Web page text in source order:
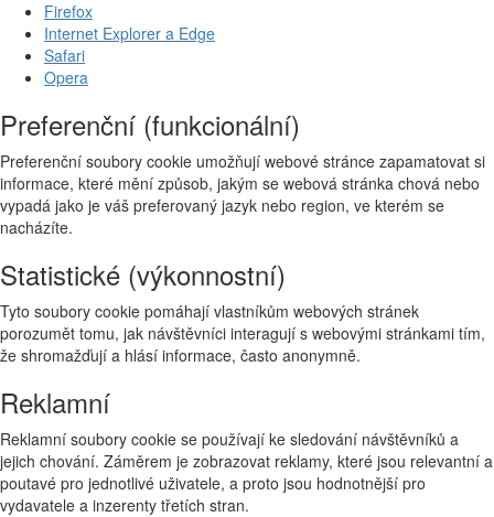
Firefox
Internet Explorer a Edge
Safari
Opera
Preferenční (funkcionální)
Preferenční soubory cookie umožňují webové stránce zapamatovat si
informace, které mění způsob, jakým se webová stránka chová nebo
vypadá jako je váš preferovaný jazyk nebo region, ve kterém se
nacházíte.
Statistické (výkonnostní)
Tyto soubory cookie pomáhají vlastníkům webových stránek
porozumět tomu, jak návštěvníci interagují s webovými stránkami tím,
že shromažďují a hlásí informace, často anonymně.
Reklamní
Reklamní soubory cookie se používají ke sledování návštěvníků a
jejich chování. Záměrem je zobrazovat reklamy, které jsou relevantní a
poutavé pro jednotlivé uživatele, a proto jsou hodnotnější pro
vydavatele a inzerenty třetích stran.